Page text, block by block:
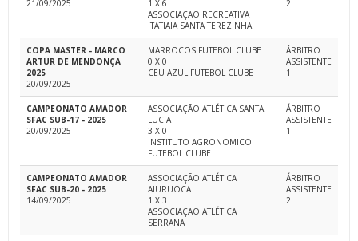
21/09/2025
1 X 6
ASSOCIAÇÃO RECREATIVA
ITATIAIA SANTA TEREZINHA
2
COPA MASTER - MARCO
ARTUR DE MENDONÇA
2025
20/09/2025
MARROCOS FUTEBOL CLUBE
0 X 0
CEU AZUL FUTEBOL CLUBE
ÁRBITRO
ASSISTENTE
1
CAMPEONATO AMADOR
SFAC SUB-17 - 2025
20/09/2025
ASSOCIAÇÃO ATLÉTICA SANTA
LUCIA
3 X 0
INSTITUTO AGRONOMICO
FUTEBOL CLUBE
ÁRBITRO
ASSISTENTE
1
CAMPEONATO AMADOR
SFAC SUB-20 - 2025
14/09/2025
ASSOCIAÇÃO ATLÉTICA
AIURUOCA
1 X 3
ASSOCIAÇÃO ATLÉTICA
SERRANA
ÁRBITRO
ASSISTENTE
2